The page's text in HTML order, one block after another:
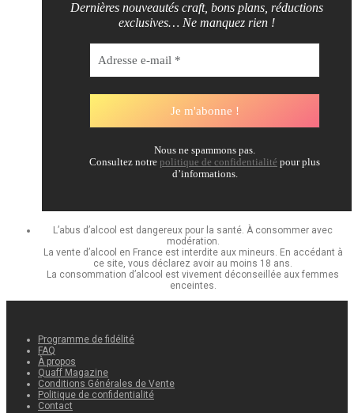
Dernières nouveautés craft, bons plans, réductions
exclusives… Ne manquez rien !
Nous ne spammons pas.
Consultez notre politique de confidentialité pour plus
d’informations.
L’abus d’alcool est dangereux pour la santé. À consommer avec
modération.
La vente d’alcool en France est interdite aux mineurs. En accédant à
ce site, vous déclarez avoir au moins 18 ans.
La consommation d’alcool est vivement déconseillée aux femmes
enceintes.
Programme de fidélité
FAQ
À propos
Quaff Magazine
Conditions Générales de Vente
Politique de confidentialité
Contact